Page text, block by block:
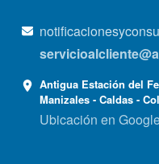
Antigua Estación del
Manizales - Caldas -
Ubicación en